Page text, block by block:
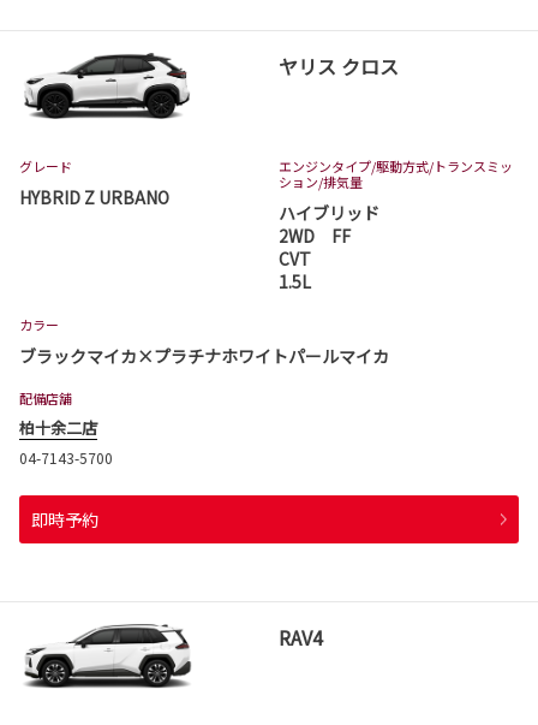
ヤリス クロス
グレード
HYBRID Z URBANO
エンジンタイプ/駆動方式/トランスミッ
ション/排気量
ハイブリッド
2WD FF
CVT
1.5L
カラー
ブラックマイカ×プラチナホワイトパールマイカ
配備店舗
柏十余二店
04-7143-5700
即時予約
RAV4